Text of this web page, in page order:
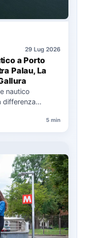
29 Lug 2026
a Porto
Palau, La
nautico
differenza
5 min